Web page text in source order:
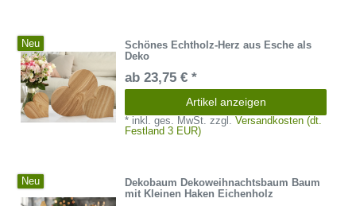
Neu
Schönes Echtholz-Herz aus Esche als
Deko
ab 23,75 € *
Artikel anzeigen
* inkl. ges. MwSt. zzgl.Versandkosten (dt.
Festland 3 EUR)
Neu
Dekobaum Dekoweihnachtsbaum Baum
mit Kleinen Haken Eichenholz